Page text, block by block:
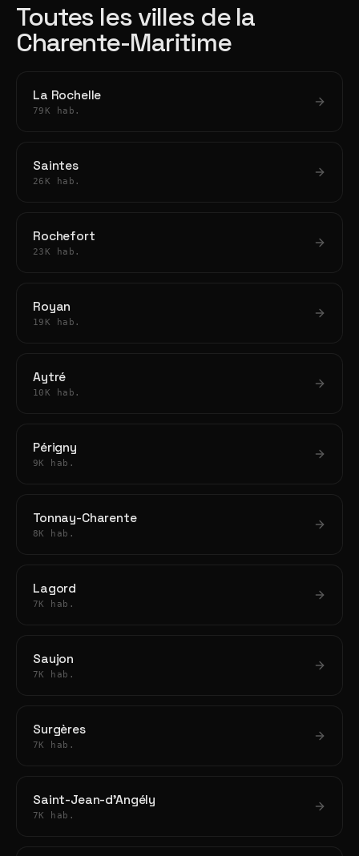
Toutes les villes de la
Charente-Maritime
La Rochelle
79K hab.
Saintes
26K hab.
Rochefort
23K hab.
Royan
19K hab.
Aytré
10K hab.
Périgny
9K hab.
Tonnay-Charente
8K hab.
Lagord
7K hab.
Saujon
7K hab.
Surgères
7K hab.
Saint-Jean-d'Angély
7K hab.